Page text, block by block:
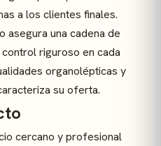
a los clientes finales.
asegura una cadena de
riguroso en cada
organolépticas y
su oferta.
cercano y profesional